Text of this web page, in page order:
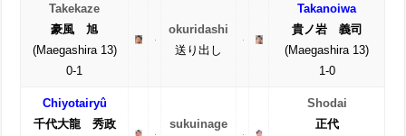
Takekaze
豪風 旭
(Maegashira 13)
0-1
okuridashi
送り出し
Takanoiwa
貴ノ岩 義司
(Maegashira 13)
1-0
Chiyotairyû
千代大龍 秀政
sukuinage
Shodai
正代